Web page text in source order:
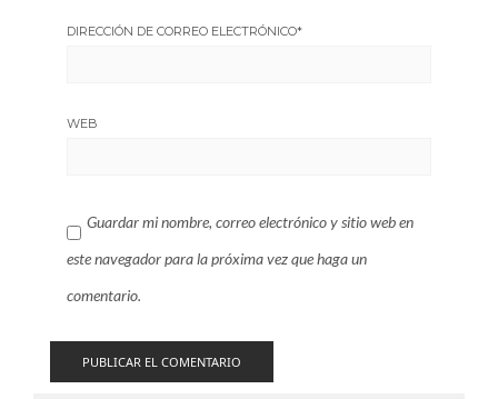
DIRECCIÓN DE CORREO ELECTRÓNICO*
WEB
Guardar mi nombre, correo electrónico y sitio web en
este navegador para la próxima vez que haga un
comentario.